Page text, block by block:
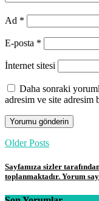
Ad *
E-posta *
İnternet sitesi
Daha sonraki
adresim ve site adresim
Older Posts
Sayfamıza sizler
toplanmaktadır. Yorum